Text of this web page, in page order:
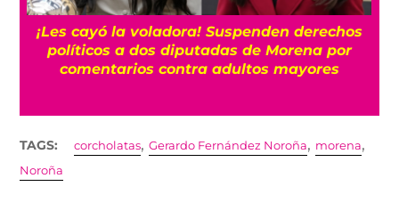
¡Les cayó la voladora! Suspenden derechos
políticos a dos diputadas de Morena por
comentarios contra adultos mayores
TAGS: corcholatas,Gerardo Fernández Noroña, morena,
Noroña